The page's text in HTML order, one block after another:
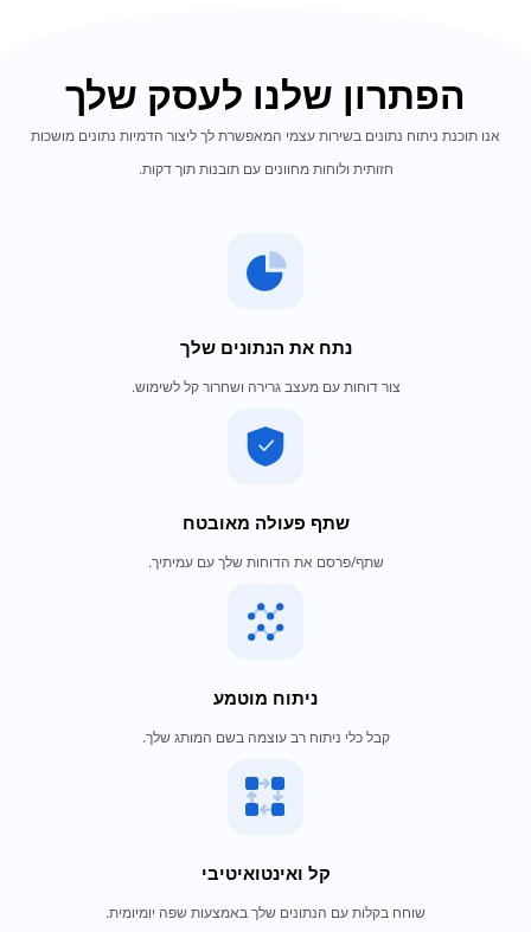
הפתרון שלנו לעסק שלך
אנו תוכנת ניתוח נתונים בשירות עצמי המאפשרת לך ליצור הדמיות נתונים מושכות
חזותית ולוחות מחוונים עם תובנות תוך דקות.
נתח את הנתונים שלך
צור דוחות עם מעצב גרירה ושחרור קל לשימוש.
שתף פעולה מאובטח
שתף/פרסם את הדוחות שלך עם עמיתיך.
ניתוח מוטמע
קבל כלי ניתוח רב עוצמה בשם המותג שלך.
קל ואינטואיטיבי
שוחח בקלות עם הנתונים שלך באמצעות שפה יומיומית.